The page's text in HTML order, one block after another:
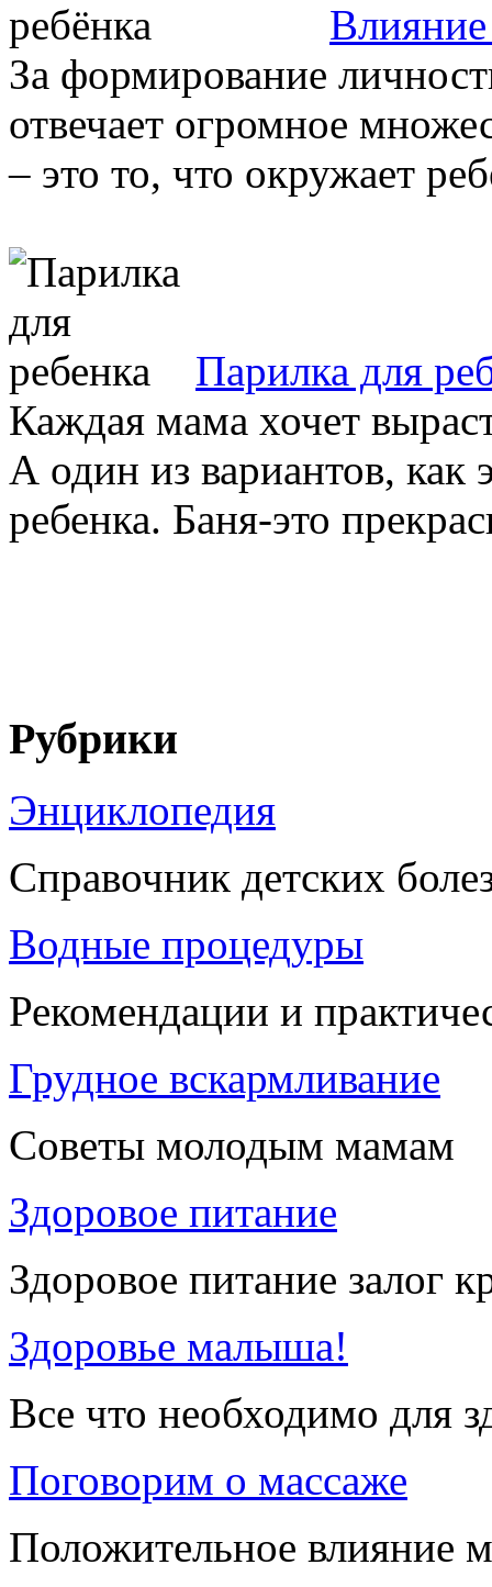
Влияние
За формирование
отвечает огромное
– это то, что окружает
Парилка для
Каждая мама хочет
А один из вариантов, как
ребенка. Баня-это
Рубрики
Энциклопедия
Справочник детских
Водные процедуры
Рекомендации и
Грудное вскармливание
Советы молодым мамам
Здоровое питание
Здоровое питание залог
Здоровье малыша!
Все что необходимо для
Поговорим о массаже
Положительное влияние